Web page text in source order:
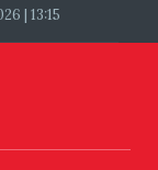
| 13:15